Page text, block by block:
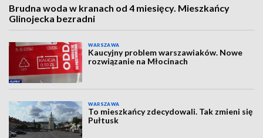
Brudna woda w kranach od 4 miesięcy. Mieszkańcy
Glinojecka bezradni
WARSZAWA
Kaucyjny problem warszawiaków. Nowe
rozwiązanie na Młocinach
WARSZAWA
To mieszkańcy zdecydowali. Tak zmieni się
Pułtusk